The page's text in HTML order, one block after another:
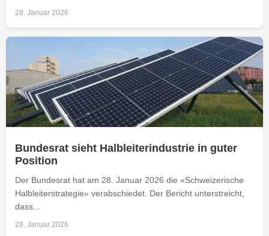
28. Januar 2026
Bundesrat sieht Halbleiterindustrie in guter
Position
Der Bundesrat hat am 28. Januar 2026 die «Schweizerische
Halbleiterstrategie» verabschiedet. Der Bericht unterstreicht,
dass...
28. Januar 2026